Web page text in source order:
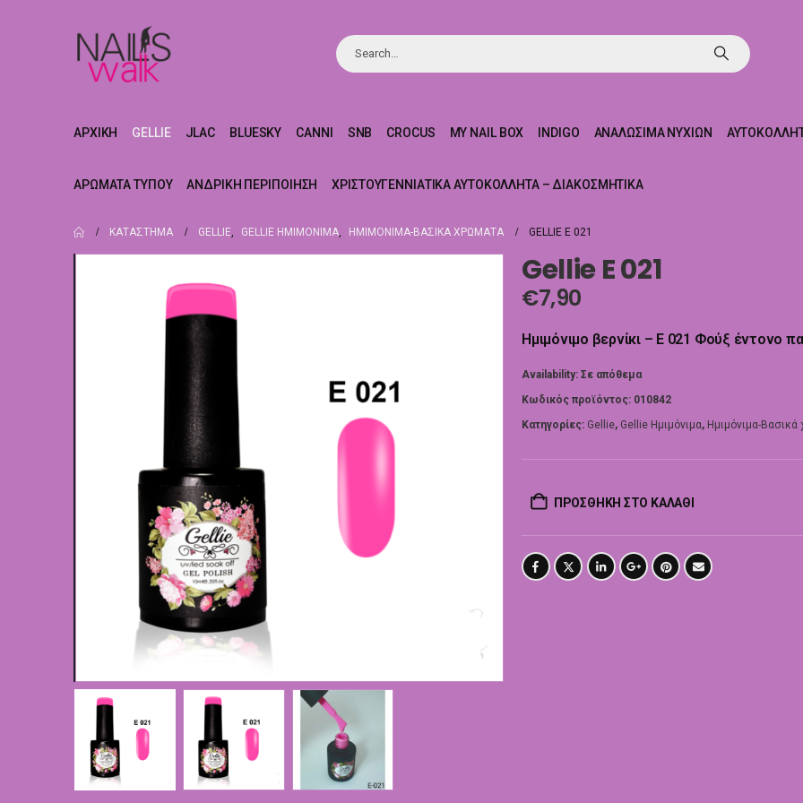
ΑΡΧΙΚΉ GELLIE JLAC BLUESKY CANNI SNB CROCUS MY NAIL BOX INDIGO ΑΝΑΛΏΣΙΜΑ ΝΥΧΙΏΝ
ΑΡΏΜΑΤΑ ΤΎΠΟΥ ΑΝΔΡΙΚΉ ΠΕΡΙΠΟΊΗΣΗ ΧΡΙΣΤΟΥΓΕΝΝΙΆΤΙΚΑ ΑΥΤΟΚΌΛΛΗΤΑ – ΔΙΑΚΟΣΜΗΤΙΚΆ
ΚΑΤΆΣΤΗΜΑ GELLIE, GELLIE ΗΜΙΜΌΝΙΜΑ, ΗΜΙΜΌΝΙΜΑ-ΒΑΣΙΚΆ ΧΡΏΜΑΤΑ GELLIE E 021
Gellie E 021
€7,90
Ημιμόνιμο βερνίκι – E 021 Φούξ έντονο
Availability: Σε απόθεμα
Κωδικός προϊόντος: 010842
Κατηγορίες: Gellie, Gellie Ημιμόνιμα, Ημιμόνιμα-
ΠΡΟΣΘΉΚΗ ΣΤΟ ΚΑΛΆΘΙ